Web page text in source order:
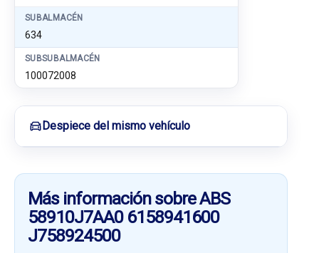
SUBALMACÉN
634
SUBSUBALMACÉN
100072008
Despiece del mismo vehículo
Más información sobre ABS
58910J7AA0 6158941600
J758924500